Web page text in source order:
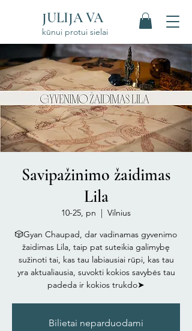
JULIJA VA
kūnui protui sielai
Savipažinimo žaidimas
Lila
10-25, pn
Vilnius
🎲Gyan Chaupad, dar vadinamas gyvenimo
žaidimas Lila, taip pat suteikia galimybę
sužinoti tai, kas tau labiausiai rūpi, kas tau
yra aktualiausia, suvokti kokios savybės tau
padeda ir kokios trukdo➤
Bilietai neparduodami